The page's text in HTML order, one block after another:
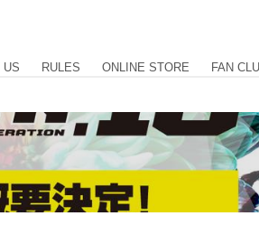
US RULES ONLINE STORE FAN